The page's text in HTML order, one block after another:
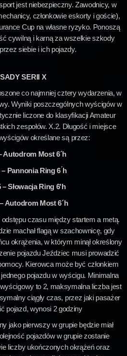
jest niebezpieczny. Zawodnicy, w
członkowie eskorty i goście),
Cup na własne ryzyko. Ponoszą
cywilną i karną za wszelkie szkody
siebie i ich pojazdy.
SERII X
co najmniej cztery wydarzenia, w
Wyniki poszczególnych wyścigów w
liczone do klasyfikacji Amateur
zespołów. X.2. Długość i miejsce
określane są przez:
Autodrom Most 6´h
– Pannonia Ring 6 ́h
– Słowacja Ring 6'h
– Autodrom Most 6´h
czasu między startem a metą.
machał flagą w szachownicę, gdy
okrążenia, w którym minął określony
pojazdu Jeździec musi prowadzić
Kierowca może być członkiem
jednego pojazdu w wyścigu. Minimalna
to 2, maksymalna liczba jest
ciągły czas, przez jaki pasażer
pojazd, wynosi 2 godziny
jako pierwszy w grupie będzie miał
pojazdów w grupie zostanie
liczby ukończonych okrążeń oraz